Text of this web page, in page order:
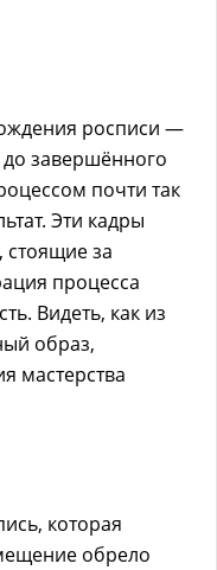
росписи —
завершённого
почти так
Эти кадры
стоящие за
процесса
Видеть, как из
образ,
мастерства
которая
обрело